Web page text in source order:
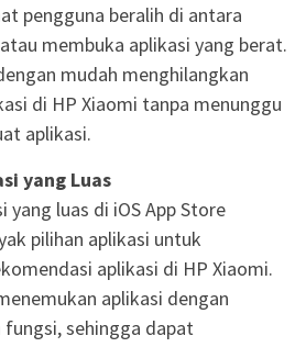
pengguna beralih di antara
membuka aplikasi yang berat.
mudah menghilangkan
di HP Xiaomi tanpa menunggu
aplikasi.
yang Luas
yang luas di iOS App Store
pilihan aplikasi untuk
aplikasi di HP Xiaomi.
aplikasi dengan
sehingga dapat